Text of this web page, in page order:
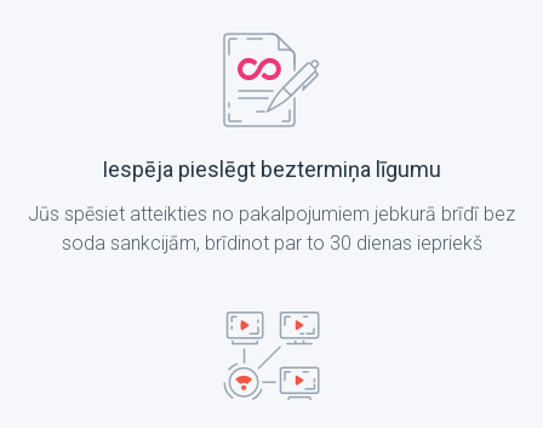
Iespēja pieslēgt beztermiņa līgumu
Jūs spēsiet atteikties no pakalpojumiem jebkurā brīdī bez
soda sankcijām, brīdinot par to 30 dienas iepriekš